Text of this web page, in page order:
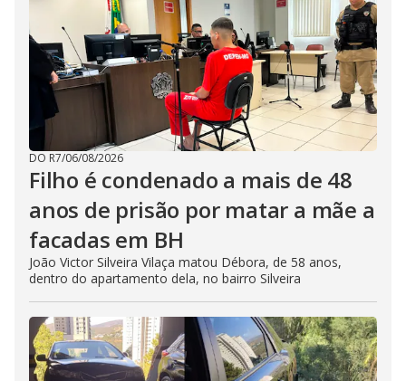
DO R7/06/08/2026
Filho é condenado a mais de 48
anos de prisão por matar a mãe a
facadas em BH
João Victor Silveira Vilaça matou Débora, de 58 anos,
dentro do apartamento dela, no bairro Silveira